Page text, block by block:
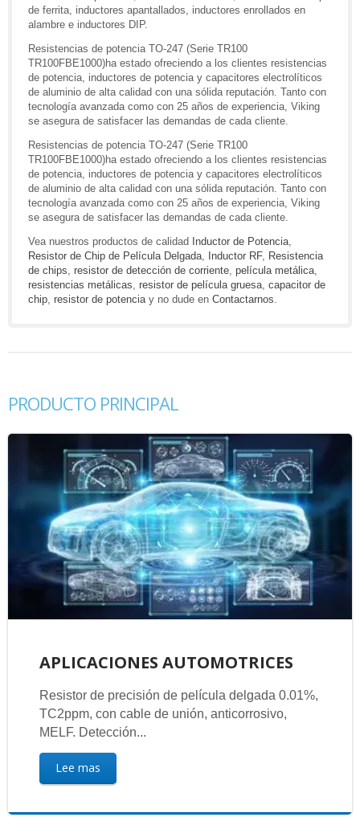
de ferrita, inductores apantallados, inductores enrollados en
alambre e inductores DIP.
Resistencias de potencia TO-247 (Serie TR100
TR100FBE1000)ha estado ofreciendo a los clientes resistencias
de potencia, inductores de potencia y capacitores electrolíticos
de aluminio de alta calidad con una sólida reputación. Tanto con
tecnología avanzada como con 25 años de experiencia, Viking
se asegura de satisfacer las demandas de cada cliente.
Resistencias de potencia TO-247 (Serie TR100
TR100FBE1000)ha estado ofreciendo a los clientes resistencias
de potencia, inductores de potencia y capacitores electrolíticos
de aluminio de alta calidad con una sólida reputación. Tanto con
tecnología avanzada como con 25 años de experiencia, Viking
se asegura de satisfacer las demandas de cada cliente.
Vea nuestros productos de calidad Inductor de Potencia
Resistor de Chip de Película Delgada Inductor RF, Resistencia
de chips resistor de detección de corriente película metálica
resistencias metálicas resistor de película gruesa capacitor de
chip resistor de potencia y no dude en Contactarnos
PRODUCTO PRINCIPAL
APLICACIONES AUTOMOTRICES
Resistor de precisión de película delgada 0.01%,
TC2ppm, con cable de unión, anticorrosivo,
MELF. Detección...
Lee mas